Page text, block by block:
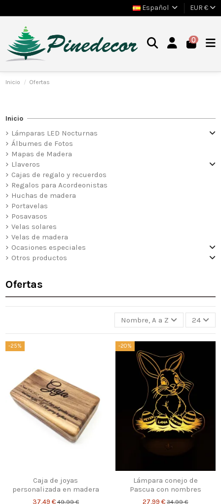
Español EUR €
0
Inicio Ofertas
Ofertas
Nombre, A a Z 24
-25%
Caja de joyas
personalizada en madera
de nogal – regalo con
37,49 €49,99 €
-20%
Lámpara conejo de
Pascua con nombres
personalizados
27,99 €34,99 €
Inicio
Lámparas LED Nocturnas
Álbumes de Fotos
Mapas de Madera
Llaveros
Cajas de regalo y recuerdos
Regalos para Acordeonistas
Huchas de madera
Portavelas
Posavasos
Velas solares
Velas de madera
Ocasiones especiales
Otros productos